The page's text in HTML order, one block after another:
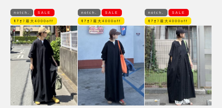
notch. SALE
ﾓｱｵﾌ最大4000off
notch. SALE
ﾓｱｵﾌ最大4000off
notch. SALE
ﾓｱｵﾌ最大4000off